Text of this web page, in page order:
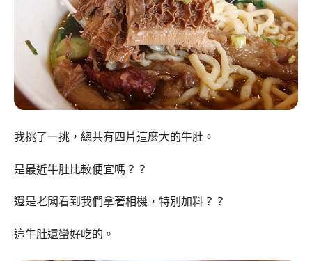
我挑了一挑，總共有四片這麼大的牛肚。
是最近牛肚比較便宜嗎？？
還是老闆看到我們拿著相機，特別加料？？
這牛肚還蠻好吃的。